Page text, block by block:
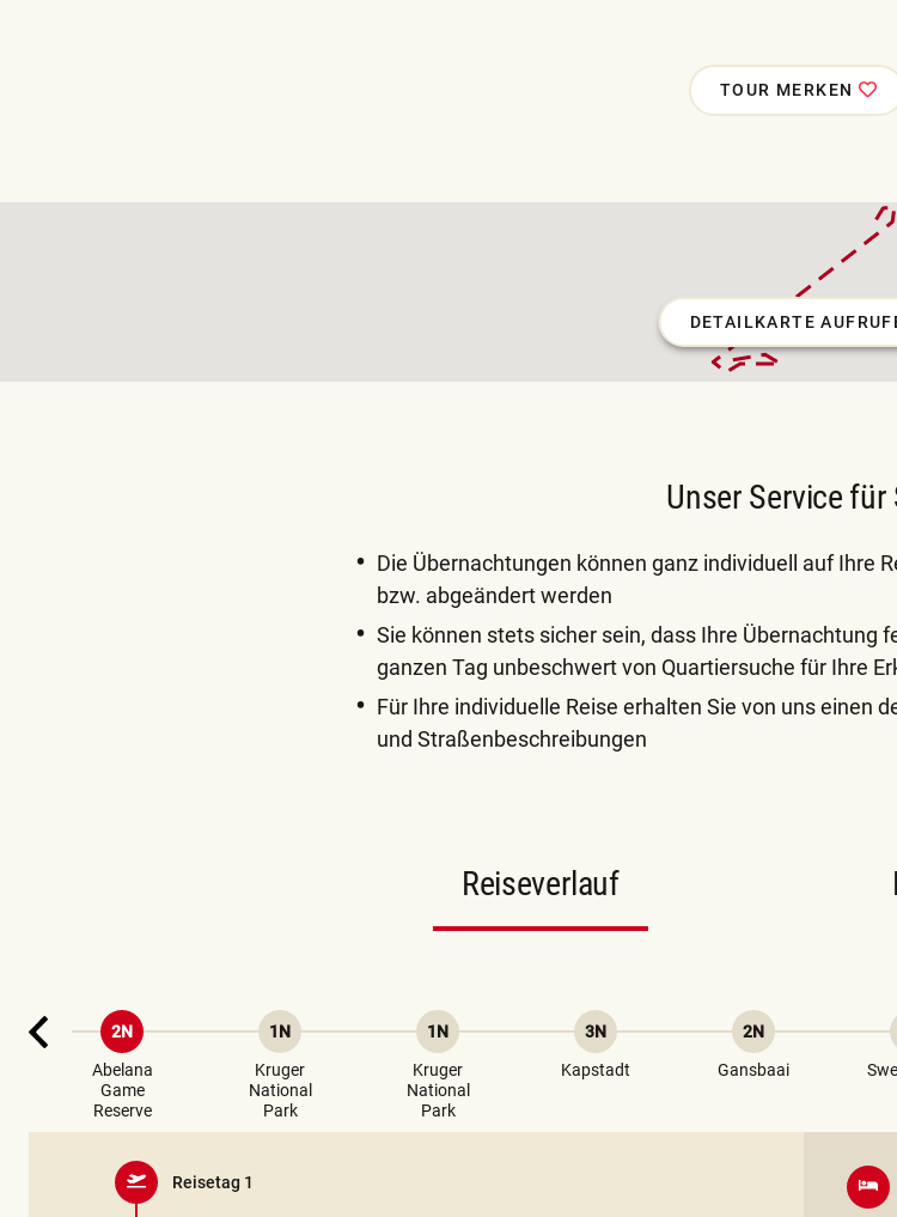
TOUR MERKEN
DETAILKARTE
Unser Service für
Die Übernachtungen können ganz individuell auf Ihre
bzw. abgeändert werden
Sie können stets sicher sein, dass Ihre Übernachtung
ganzen Tag unbeschwert von Quartiersuche für Ihre
Für Ihre individuelle Reise erhalten Sie von uns einen
und Straßenbeschreibungen
Reiseverlauf
zurück
2N
Abelana
Game
Reserve
1N
Kruger
National
Park
1N
Kruger
National
Park
3N
Kapstadt
2N
Gansbaai
Reisetag 1